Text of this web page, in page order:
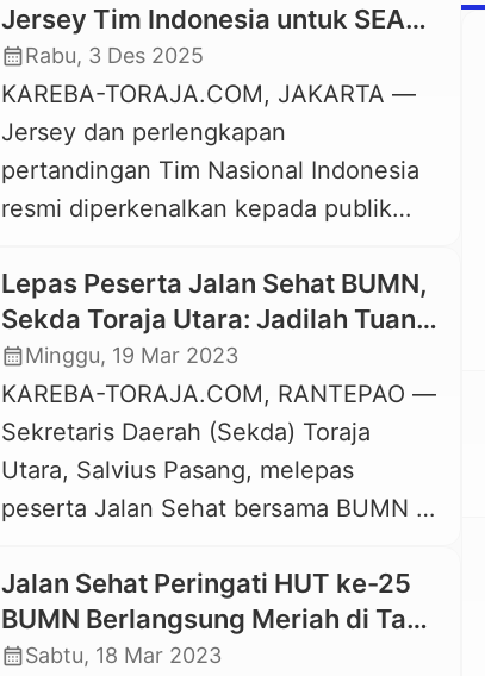
Jersey Tim Indonesia untuk SEA
Games 2025 Bermotif Toraja
calendar_monthRabu, 3 Des 2025
KAREBA-TORAJA.COM, JAKARTA —
Jersey dan perlengkapan
pertandingan Tim Nasional Indonesia
resmi diperkenalkan kepada publik
bermotif Toraja ini akan digunakan
para pemain sepak bola dan atlet-atlet
lainnya selama gelaran SEA Games
Thailand, yang akan dimulai pada
Selasa, 9 Desember 2025. Jersey dan
perlengkapan tanding Tim Indonesia
ini didesain oleh Putra […]
Lepas Peserta Jalan Sehat BUMN,
Sekda Toraja Utara: Jadilah Tuan
Rumah yang Ramah
calendar_monthMinggu, 19 Mar 2023
KAREBA-TORAJA.COM, RANTEPAO —
Sekretaris Daerah (Sekda) Toraja
Utara, Salvius Pasang, melepas
peserta Jalan Sehat bersama BUMN di
Utara, Sulsel, Minggu, 19 Maret 2023.
Jalan Sehat dalam rangka HUT ke-25
Kementerian BUMN ini diikuti sekitar
Jalan Sehat Peringati HUT ke-25
BUMN Berlangsung Meriah di Tana
Toraja
calendar_monthSabtu, 18 Mar 2023